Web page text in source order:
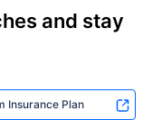
and stay
Insurance Plan
न करणाऱ्या, कोणतेही पूर्व-विद्यमान
टर्म लाइफ विम्यासाठी सुरुवातीची किंमत